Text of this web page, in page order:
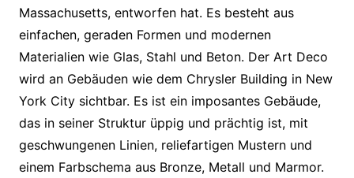
Massachusetts, entworfen hat. Es besteht aus
einfachen, geraden Formen und modernen
Materialien wie Glas, Stahl und Beton. Der Art Deco
wird an Gebäuden wie dem Chrysler Building in New
York City sichtbar. Es ist ein imposantes Gebäude,
das in seiner Struktur üppig und prächtig ist, mit
geschwungenen Linien, reliefartigen Mustern und
einem Farbschema aus Bronze, Metall und Marmor.